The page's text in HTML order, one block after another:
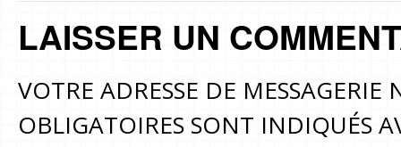
LAISSER UN
VOTRE ADRESSE DE MESSAGERIE
OBLIGATOIRES SONT INDIQUÉS